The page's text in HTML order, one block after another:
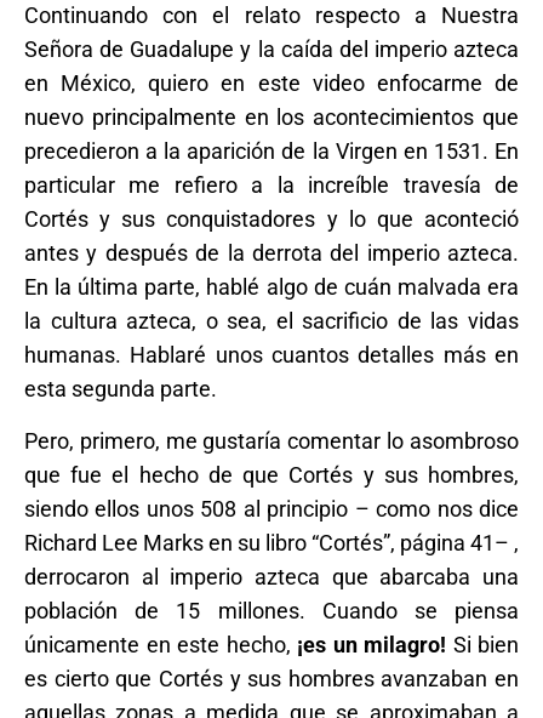
Continuando con el relato respecto a Nuestra
Señora de Guadalupe y la caída del imperio azteca
en México, quiero en este video enfocarme de
nuevo principalmente en los acontecimientos que
precedieron a la aparición de la Virgen en 1531. En
particular me refiero a la increíble travesía de
Cortés y sus conquistadores y lo que aconteció
antes y después de la derrota del imperio azteca.
En la última parte, hablé algo de cuán malvada era
la cultura azteca, o sea, el sacrificio de las vidas
humanas. Hablaré unos cuantos detalles más en
esta segunda parte.
Pero, primero, me gustaría comentar lo asombroso
que fue el hecho de que Cortés y sus hombres,
siendo ellos unos 508 al principio – como nos dice
Richard Lee Marks en su libro “Cortés”, página 41– ,
derrocaron al imperio azteca que abarcaba una
población de 15 millones. Cuando se piensa
únicamente en este hecho, ¡es un milagro! Si bien
es cierto que Cortés y sus hombres avanzaban en
aquellas zonas a medida que se aproximaban a